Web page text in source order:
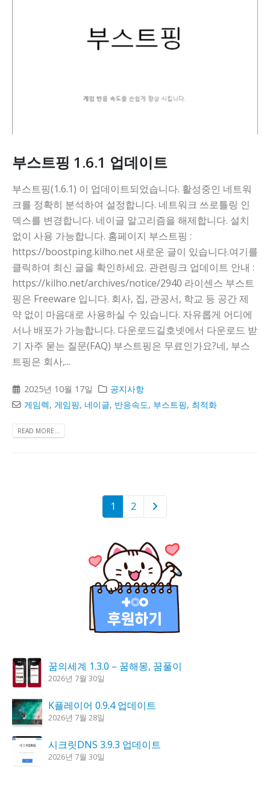
부스트핑 1.6.1 업데이트
부스트핑(1.6.1) 이 업데이트되었습니다. 활성중인 네트워
크를 정확히 분석하여 설정합니다. 네트워크 쓰로틀링 인
덱스를 변경합니다. 네이글 알고리즘을 해제합니다. 설치
없이 사용 가능합니다. 홈페이지 부스트핑 :
https://boostping.kilho.net 새로운 글이 있습니다.여기를
클릭하여 최신 글을 확인하세요. 관련링크 업데이트 안내 :
https://kilho.net/archives/notice/2940 라이센스 부스트
핑은 Freeware 입니다. 회사, 집, 관공서, 학교 등 공간 제
약 없이 마음대로 사용하실 수 있습니다. 자유롭게 어디에
서나 배포가 가능합니다. 다운로드길호넷에서 다운로드 받
기 자주 묻는 질문(FAQ) 부스트핑은 무료인가요?네, 부스
트핑은 회사,...
2025년 10월 17일
공지사항
게임렉,게임핑, 네이글, 반응속도, 부스트핑, 최적화
READ MORE...
1 2
꿈의세계 1.3.0 – 꿈해몽, 꿈풀이
2026년 7월 30일
K플레이어 0.9.4 업데이트
2026년 7월 28일
시크릿DNS 3.9.3 업데이트
2026년 7월 30일